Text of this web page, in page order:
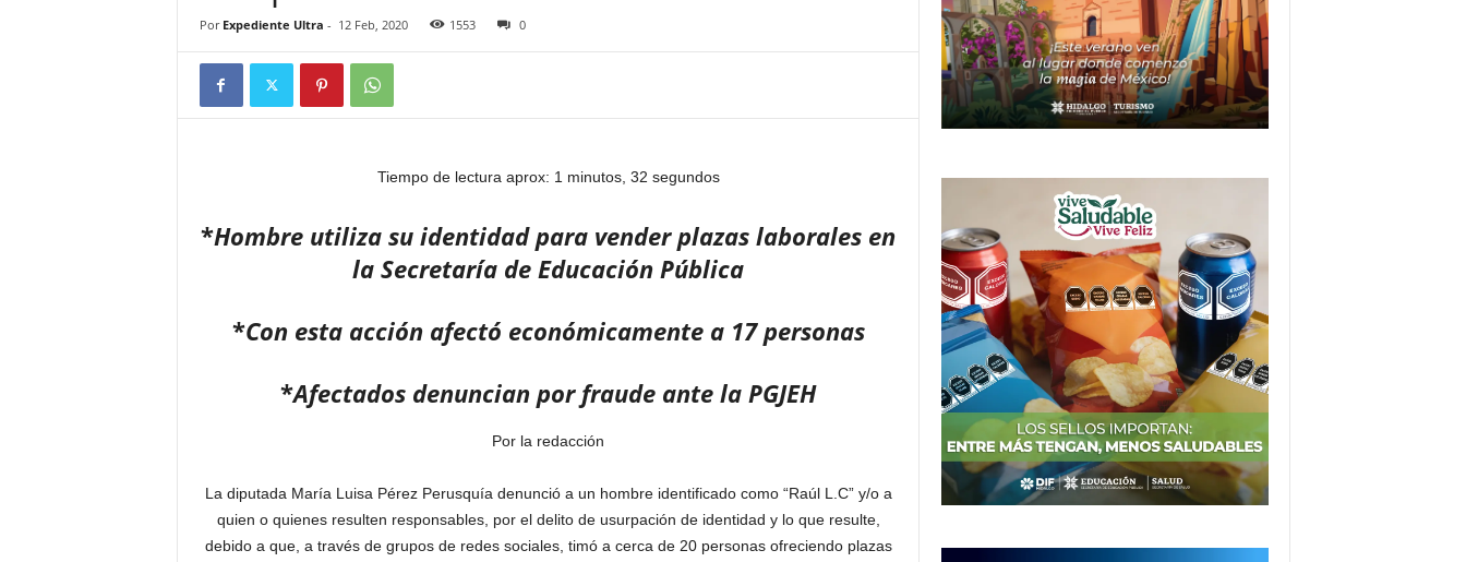
Por Expediente Ultra - 12 Feb, 2020 1553 0
Tiempo de lectura aprox: 1 minutos, 32 segundos
*Hombre utiliza su identidad para vender plazas laborales en
la Secretaría de Educación Pública
*Con esta acción afectó económicamente a 17 personas
*Afectados denuncian por fraude ante la PGJEH
Por la redacción
La diputada María Luisa Pérez Perusquía denunció a un hombre identificado como “Raúl L.C” y/o a
quien o quienes resulten responsables, por el delito de usurpación de identidad y lo que resulte,
debido a que, a través de grupos de redes sociales, timó a cerca de 20 personas ofreciendo plazas